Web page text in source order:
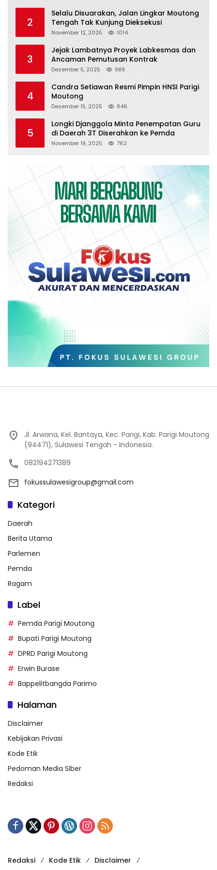
2
Selalu Disuarakan, Jalan Lingkar Moutong
Tengah Tak Kunjung Dieksekusi
November 12, 2025 1014
3
Jejak Lambatnya Proyek Labkesmas dan
Ancaman Pemutusan Kontrak
Desember 5, 2025 989
4
Candra Setiawan Resmi Pimpin HNSI Parigi
Moutong
Desember 15, 2025 846
5
Longki Djanggola Minta Penempatan Guru
di Daerah 3T Diserahkan ke Pemda
November 19, 2025 762
Jl. Arwana, Kel. Bantaya, Kec. Parigi, Kab. Parigi Moutong
(94471), Sulawesi Tengah - Indonesia.
082194271389
fokussulawesigroup@gmail.com
Kategori
Daerah
Berita Utama
Parlemen
Pemda
Ragam
Label
Pemda Parigi Moutong
Bupati Parigi Moutong
DPRD Parigi Moutong
Erwin Burase
Bappelitbangda Parimo
Halaman
Disclaimer
Kebijakan Privasi
Kode Etik
Pedoman Media Siber
Redaksi
Redaksi Kode Etik
Disclaimer